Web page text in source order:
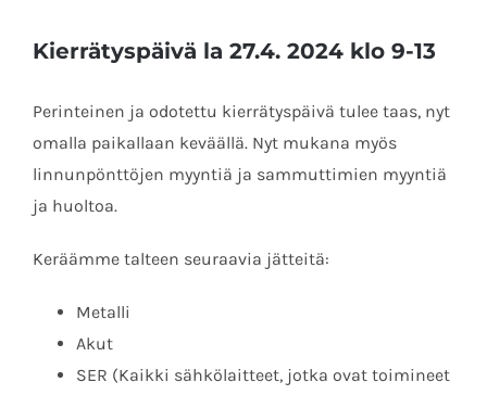
Kierrätyspäivä la 27.4. 2024 klo 9-13
Perinteinen ja odotettu kierrätyspäivä tulee taas, nyt
omalla paikallaan keväällä. Nyt mukana myös
linnunpönttöjen myyntiä ja sammuttimien myyntiä
ja huoltoa.
Keräämme talteen seuraavia jätteitä:
Metalli
Akut
SER (Kaikki sähkölaitteet, jotka ovat toimineet